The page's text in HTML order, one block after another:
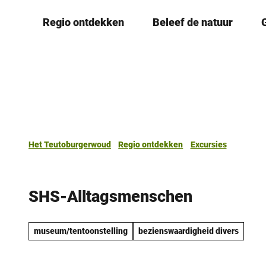
Regio ontdekken Beleef de natuur
Het Teutoburgerwoud Regio ontdekken
Excursies
SHS-Alltagsmenschen
museum/tentoonstelling bezienswaardigheid divers